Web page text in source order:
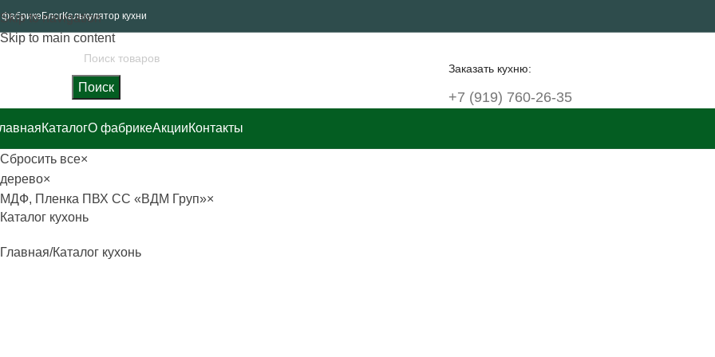
Skip to navigation
Skip to main content
БлогКалькулятор кухни
Поиск
Заказать кухню:
+7 (919) 760-26-35
КаталогО фабрикеАкцииКонтакты
Сбросить все×
дерево×
МДФ, Пленка ПВХ CC «ВДМ Груп»×
Каталог кухонь
Главная Каталог кухонь